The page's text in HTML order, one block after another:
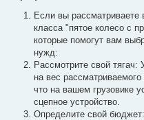
Если вы рассматриваете
класса "пятое колесо с
которые помогут вам
нужд:
Рассмотрите свой тягач:
на вес
что на вашем грузовике
сцепное устройство.
Определите свой